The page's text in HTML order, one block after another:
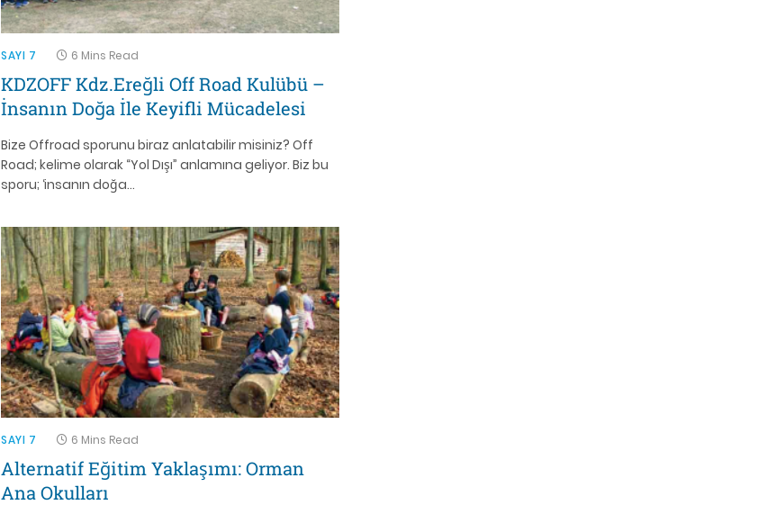
SAYI 7 6 Mins Read
KDZOFF Kdz.Ereğli Off Road Kulübü –
İnsanın Doğa İle Keyifli Mücadelesi
Bize Offroad sporunu biraz anlatabilir misiniz? Off
Road; kelime olarak “Yol Dışı” anlamına geliyor. Biz bu
sporu; ‘insanın doğa…
SAYI 7 6 Mins Read
Alternatif Eğitim Yaklaşımı: Orman
Ana Okulları